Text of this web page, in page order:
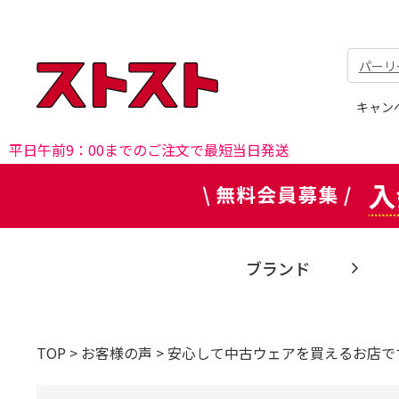
パー
キャン
平日午前9：00までのご注文で最短当日発送
ブランド
TOP > お客様の声 > 安心して中古ウェアを買えるお店